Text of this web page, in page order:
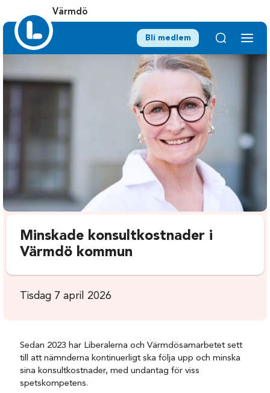
Värmdö
Bli medlem
Minskade konsultkostnader i
Värmdö kommun
Tisdag 7 april 2026
Sedan 2023 har Liberalerna och Värmdösamarbetet sett
till att nämnderna kontinuerligt ska följa upp och minska
sina konsultkostnader, med undantag för viss
spetskompetens.